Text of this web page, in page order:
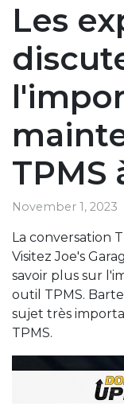
Les
TPMS
November 1, 2023
La conversation
Visitez Joe's
savoir plus sur
outil TPMS.
sujet très
TPMS.